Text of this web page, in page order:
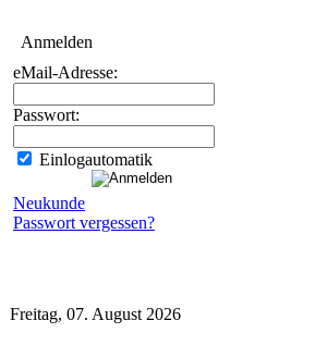
Anmelden
eMail-Adresse:
Passwort:
Einlogautomatik
Neukunde
Passwort vergessen?
Freitag, 07. August 2026